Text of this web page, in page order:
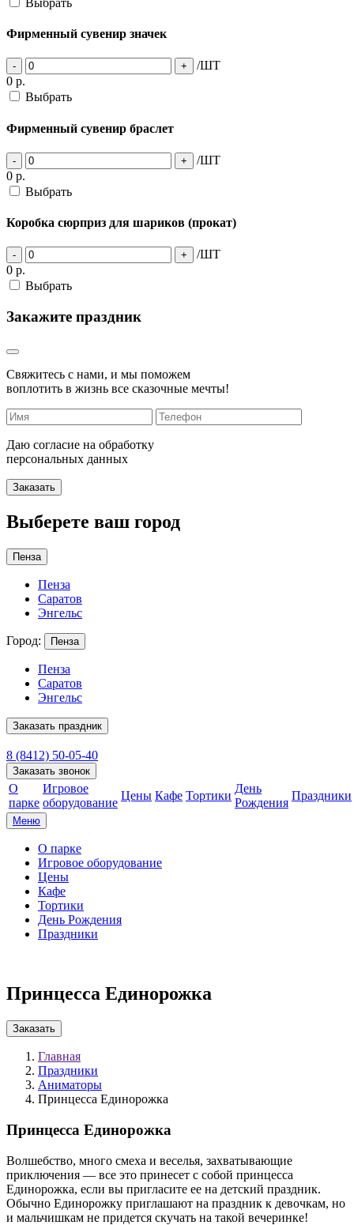
Фирменный сувенир значек
- +
/ШТ
0 р.
Выбрать
Фирменный сувенир браслет
- +
/ШТ
0 р.
Выбрать
Коробка сюрприз для шариков (прокат)
- +
/ШТ
0 р.
Выбрать
Закажите праздник
Свяжитесь с нами, и мы поможем
воплотить в жизнь все сказочные мечты!
Даю согласие на обработку
персональных данных
Заказать
Выберете ваш город
Пенза
Пенза
Саратов
Энгельс
Город: Пенза
Пенза
Саратов
Энгельс
8 (8412) 50-05-40
О
парке
Игровое
оборудование
Цены Кафе Тортики
День
Рождения
Праздники
Меню
О парке
Игровое оборудование
Цены
Кафе
Тортики
День Рождения
Праздники
Принцесса Единорожка
Заказать
Главная
Праздники
Аниматоры
Принцесса Единорожка
Принцесса Единорожка
Волшебство, много смеха и веселья, захватывающие
приключения — все это принесет с собой принцесса
Единорожка, если вы пригласите ее на детский праздник.
Обычно Единорожку приглашают на праздник к девочкам, но
и мальчишкам не придется скучать на такой вечеринке!